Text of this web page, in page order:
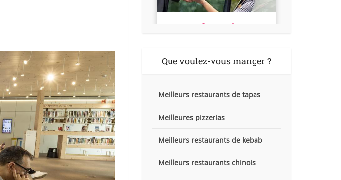
Que voulez-vous manger ?
Meilleurs restaurants de tapas
Meilleures pizzerias
Meilleurs restaurants de kebab
Meilleurs restaurants chinois